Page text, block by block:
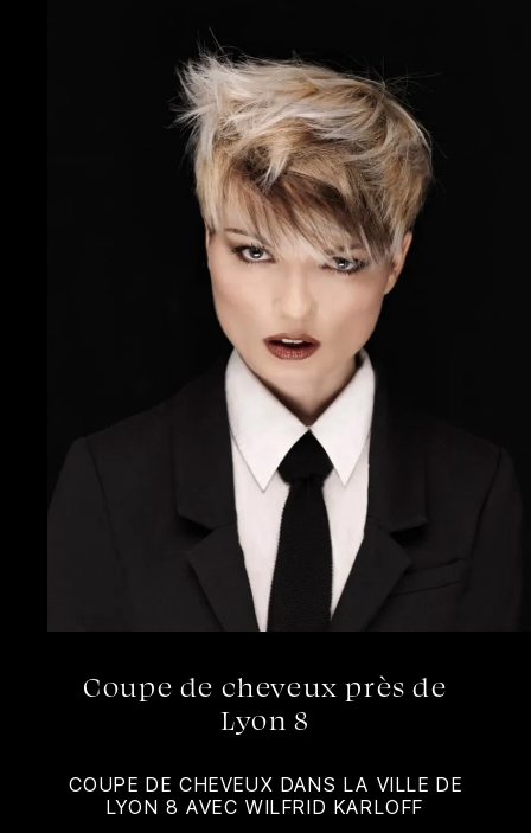
Coupe de cheveux près de
Lyon 8
COUPE DE CHEVEUX DANS LA VILLE DE
LYON 8 AVEC WILFRID KARLOFF